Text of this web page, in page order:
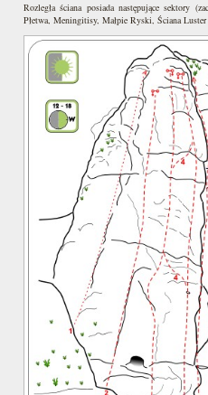
Rozległa ściana posiada następujące sektory
Płetwa, Meningitisy, Małpie Ryski, Ściana Luster